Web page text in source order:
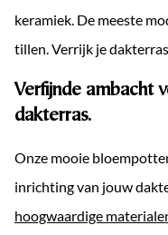
keramiek. De meeste
tillen. Verrijk je
Verfijnde ambacht
dakterras.
Onze mooie
inrichting van jouw
hoogwaardige